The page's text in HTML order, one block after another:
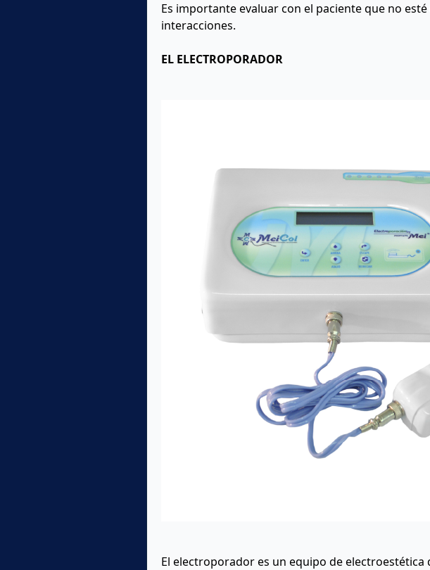
Es importante evaluar con el paciente que no
interacciones.
EL ELECTROPORADOR
El electroporador es un equipo de